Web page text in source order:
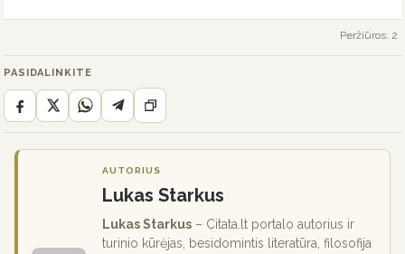
Peržiūros: 2
PASIDALINKITE
AUTORIUS
Lukas Starkus
Lukas Starkus – Citata.lt portalo autorius ir
turinio kūrėjas, besidomintis literatūra, filosofija